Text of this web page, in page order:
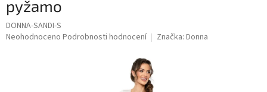
pyžamo
DONNA-SANDI-S
Průměrné
Neohodnoceno Podrobnosti hodnocení Značka: Donna